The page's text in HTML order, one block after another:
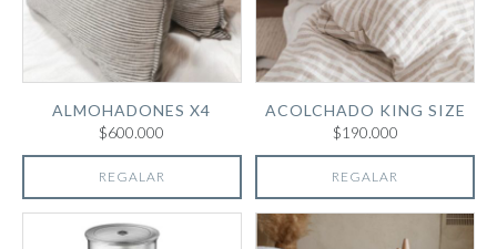
ALMOHADONES X4
$600.000
REGALAR
ACOLCHADO KING SIZE
$190.000
REGALAR